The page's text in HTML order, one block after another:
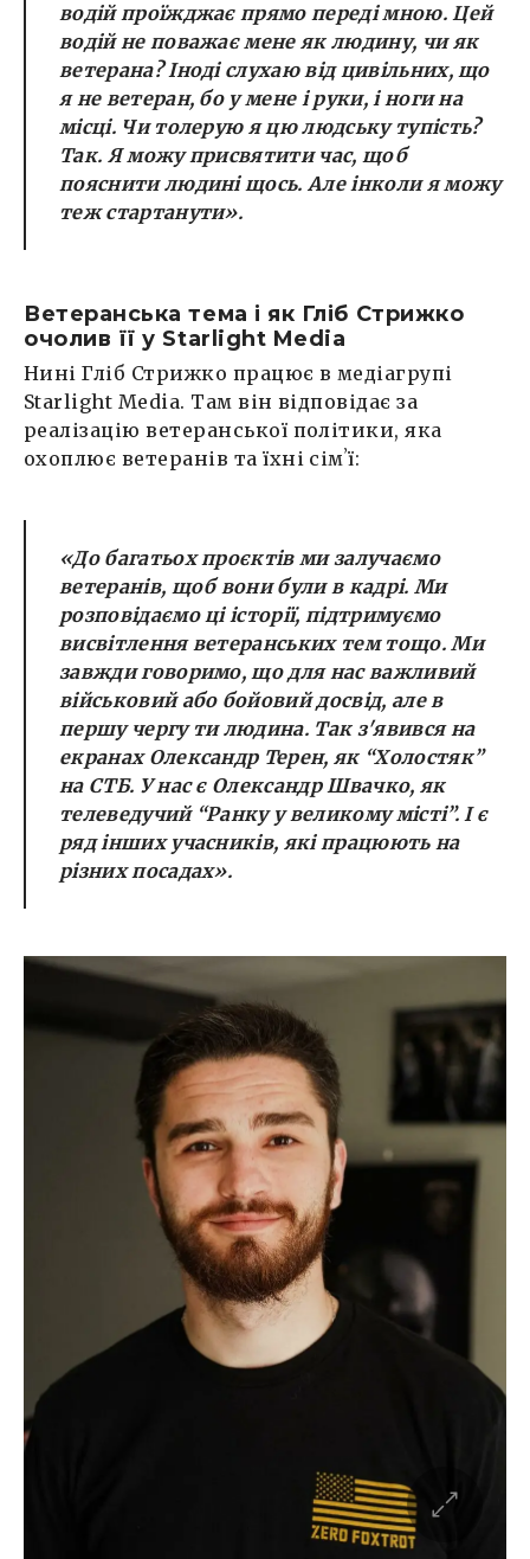
водій проїжджає прямо переді мною. Цей
водій не поважає мене як людину, чи як
ветерана? Іноді слухаю від цивільних, що
я не ветеран, бо у мене і руки, і ноги на
місці. Чи толерую я цю людську тупість?
Так. Я можу присвятити час, щоб
пояснити людині щось. Але інколи я можу
теж стартанути».
Ветеранська тема і як Гліб Стрижко
очолив її у Starlight Media
Нині Гліб Стрижко працює в медіагрупі
Starlight Media. Там він відповідає за
реалізацію ветеранської політики, яка
охоплює ветеранів та їхні сімʼї:
«До багатьох проєктів ми залучаємо
ветеранів, щоб вони були в кадрі. Ми
розповідаємо ці історії, підтримуємо
висвітлення ветеранських тем тощо. Ми
завжди говоримо, що для нас важливий
військовий або бойовий досвід, але в
першу чергу ти людина. Так з'явився на
екранах Олександр Терен, як “Холостяк”
на СТБ. У нас є Олександр Швачко, як
телеведучий “Ранку у великому місті”. І є
ряд інших учасників, які працюють на
різних посадах».